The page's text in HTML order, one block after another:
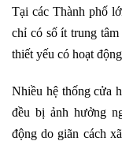
Tại các Thành phố
chỉ có số ít trung
thiết yếu có hoạt
Nhiều hệ thống cửa
đều bị ảnh hưởng
động do giãn cách